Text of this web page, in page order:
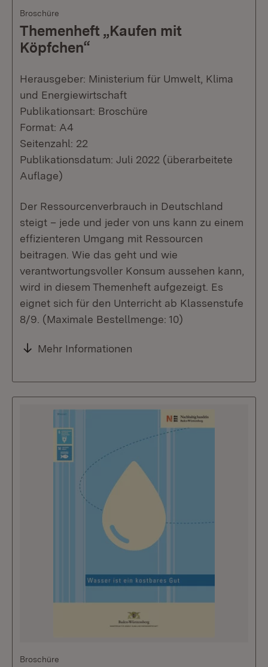
Broschüre
Themenheft „Kaufen mit
Köpfchen“
Herausgeber: Ministerium für Umwelt, Klima
und Energiewirtschaft
Publikationsart: Broschüre
Format: A4
Seitenzahl: 22
Publikationsdatum: Juli 2022 (überarbeitete
Auflage)
Der Ressourcenverbrauch in Deutschland
steigt – jede und jeder von uns kann zu einem
effizienteren Umgang mit Ressourcen
beitragen. Wie das geht und wie
verantwortungsvoller Konsum aussehen kann,
wird in diesem Themenheft aufgezeigt. Es
eignet sich für den Unterricht ab Klassenstufe
8/9. (Maximale Bestellmenge: 10)
Mehr Informationen
Broschüre